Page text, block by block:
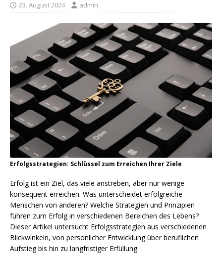
23. August 2024 admin
Erfolgsstrategien: Schlüssel zum Erreichen Ihrer Ziele
Erfolg ist ein Ziel, das viele anstreben, aber nur wenige
konsequent erreichen. Was unterscheidet erfolgreiche
Menschen von anderen? Welche Strategien und Prinzipien
führen zum Erfolg in verschiedenen Bereichen des Lebens?
Dieser Artikel untersucht Erfolgsstrategien aus verschiedenen
Blickwinkeln, von persönlicher Entwicklung über beruflichen
Aufstieg bis hin zu langfristiger Erfüllung.